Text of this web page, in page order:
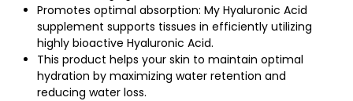
Promotes optimal absorption: My Hyaluronic Acid
supplement supports tissues in efficiently utilizing
highly bioactive Hyaluronic Acid.
This product helps your skin to maintain optimal
hydration by maximizing water retention and
reducing water loss.